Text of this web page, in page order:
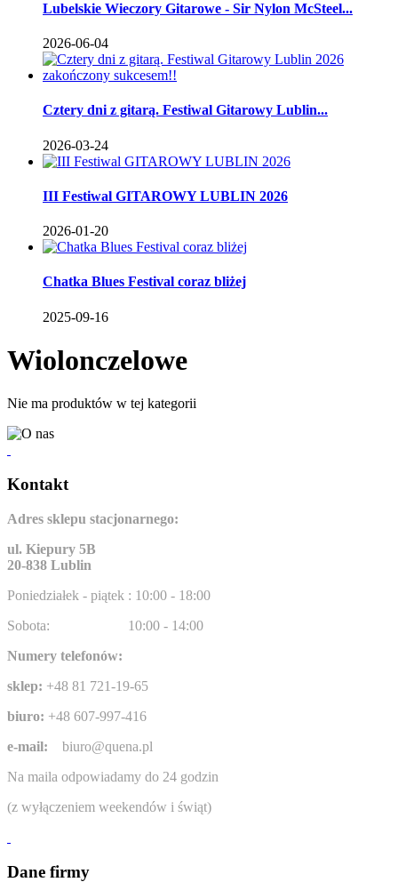
Lubelskie Wieczory Gitarowe - Sir Nylon McSteel...
2026-06-04
Cztery dni z gitarą. Festiwal Gitarowy Lublin...
2026-03-24
III Festiwal GITAROWY LUBLIN 2026
2026-01-20
Chatka Blues Festival coraz bliżej
2025-09-16
Wiolonczelowe
Nie ma produktów w tej kategorii
Kontakt
Adres sklepu stacjonarnego:
ul. Kiepury 5B
20-838 Lublin
Poniedziałek - piątek : 10:00 - 18:00
Sobota:
10:00 - 14:00
Numery telefonów:
sklep: +48 81 721-19-65
biuro: +48 607-997-416
e-mail: biuro@quena.pl
Na maila odpowiadamy do 24 godzin
(z wyłączeniem weekendów i świąt)
Dane firmy